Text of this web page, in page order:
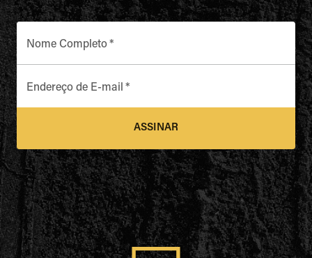
Nome Completo*
Endereço de E-mail *
ASSINAR